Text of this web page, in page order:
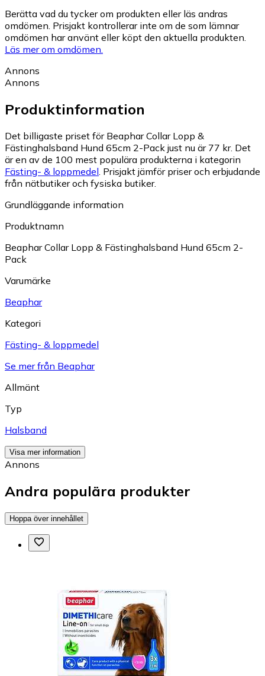
Berätta vad du tycker om produkten eller läs andras
omdömen. Prisjakt kontrollerar inte om de som lämnar
omdömen har använt eller köpt den aktuella produkten.
Läs mer om omdömen.
Annons
Annons
Produktinformation
Det billigaste priset för Beaphar Collar Lopp &
Fästinghalsband Hund 65cm 2-Pack just nu är 77 kr. Det
är en av de 100 mest populära produkterna i kategorin
Fästing- & loppmedel Prisjakt jämför priser och erbjudande
från nätbutiker och fysiska butiker.
Grundläggande information
Produktnamn
Beaphar Collar Lopp & Fästinghalsband Hund 65cm 2-
Pack
Varumärke
Beaphar
Kategori
Fästing- & loppmedel
Se mer från Beaphar
Allmänt
Typ
Halsband
Visa mer information
Annons
Andra populära produkter
Hoppa över innehållet